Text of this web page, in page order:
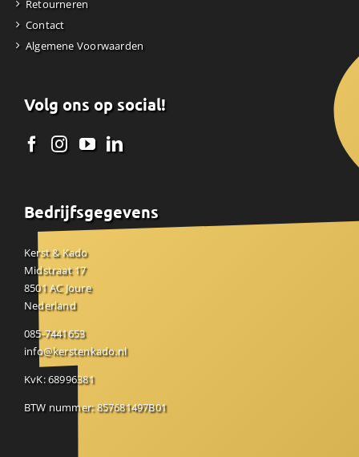
Retourneren
Contact
Algemene Voorwaarden
Volg ons op social!
Bedrijfsgegevens
Kerst & Kado
Midstraat 17
8501 AC Joure
Nederland
085-7441653
info@kerstenkado.nl
KvK: 68996381
BTW nummer: 857681497B01